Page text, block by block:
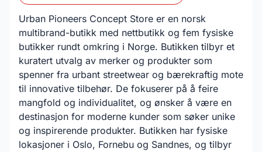
Urban Pioneers Concept Store er en norsk
multibrand-butikk med nettbutikk og fem fysiske
butikker rundt omkring i Norge. Butikken tilbyr et
kuratert utvalg av merker og produkter som
spenner fra urbant streetwear og bærekraftig mote
til innovative tilbehør. De fokuserer på å feire
mangfold og individualitet, og ønsker å være en
destinasjon for moderne kunder som søker unike
og inspirerende produkter. Butikken har fysiske
lokasjoner i Oslo, Fornebu og Sandnes, og tilbyr